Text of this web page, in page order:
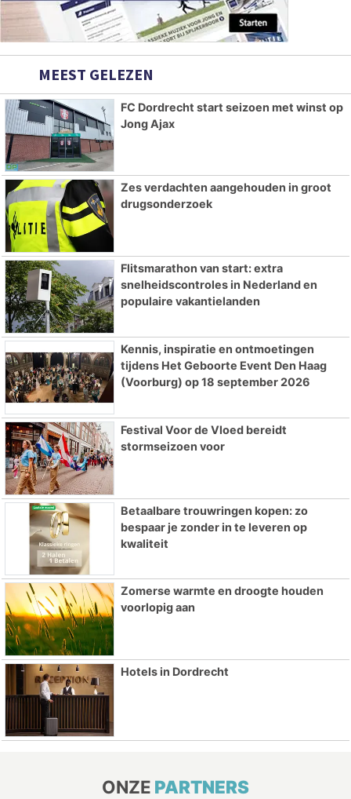
MEEST GELEZEN
FC Dordrecht start seizoen met winst op
Jong Ajax
Zes verdachten aangehouden in groot
drugsonderzoek
Flitsmarathon van start: extra
snelheidscontroles in Nederland en
populaire vakantielanden
Kennis, inspiratie en ontmoetingen
tijdens Het Geboorte Event Den Haag
(Voorburg) op 18 september 2026
Festival Voor de Vloed bereidt
stormseizoen voor
Betaalbare trouwringen kopen: zo
bespaar je zonder in te leveren op
kwaliteit
Zomerse warmte en droogte houden
voorlopig aan
Hotels in Dordrecht
ONZE PARTNERS